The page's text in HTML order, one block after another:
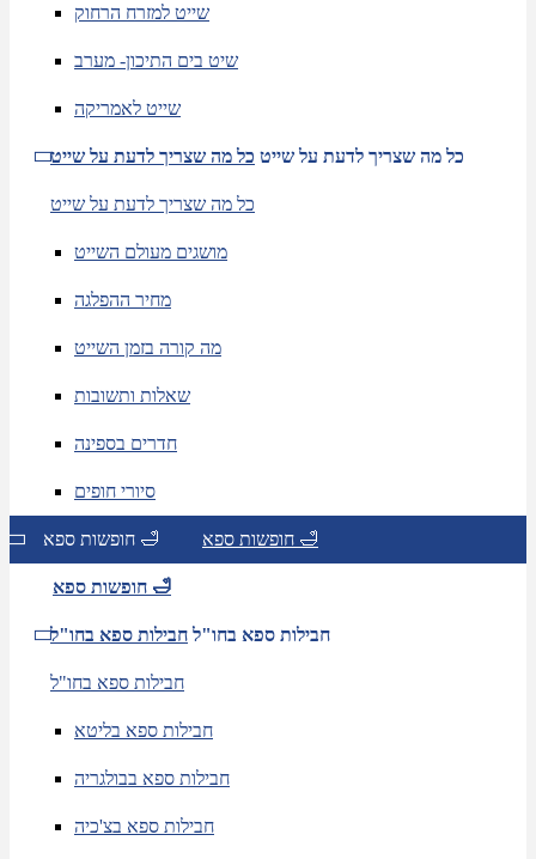
שייט למזרח הרחוק
שיט בים התיכון- מערב
שייט לאמריקה
כל מה שצריך לדעת על שייט כל מה שצריך לדעת על שייט
כל מה שצריך לדעת על שייט
מושגים מעולם השייט
מחיר ההפלגה
מה קורה בזמן השייט
שאלות ותשובות
חדרים בספינה
סיורי חופים
חופשות ספא 🛁 חופשות ספא 🛁
חופשות ספא 🛁
חבילות ספא בחו"ל חבילות ספא בחו"ל
חבילות ספא בחו"ל
חבילות ספא בליטא
חבילות ספא בבולגריה
חבילות ספא בצ'כיה